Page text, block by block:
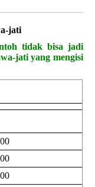
jati
tidak bisa jadi
jati yang mengisi